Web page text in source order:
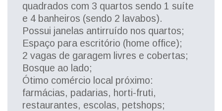
quadrados com 3 quartos sendo 1 suíte
e 4 banheiros (sendo 2 lavabos).
Possui janelas antirruído nos quartos;
Espaço para escritório (home office);
2 vagas de garagem livres e cobertas;
Bosque ao lado;
Ótimo comércio local próximo:
farmácias, padarias, horti-fruti,
restaurantes, escolas, petshops;